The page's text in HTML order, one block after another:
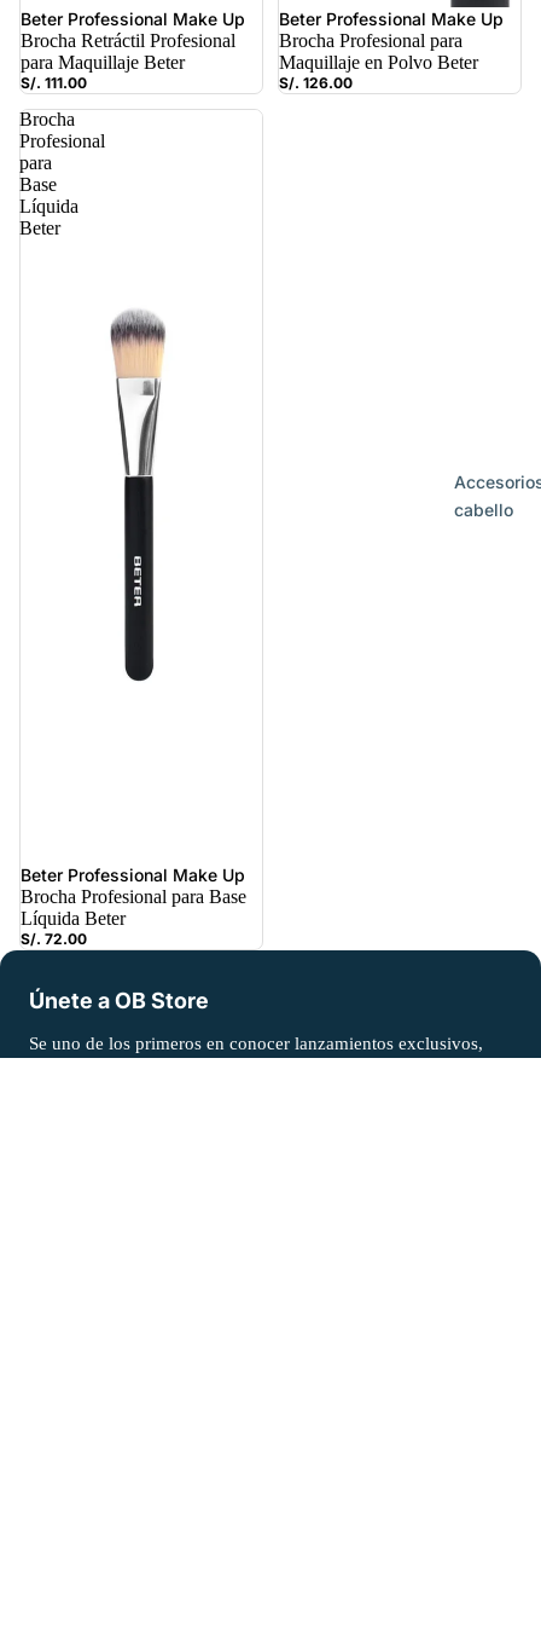
cabello
Beter Professional Make Up
Brocha Retráctil Profesional
para Maquillaje Beter
S/. 111.00
Beter Professional Make Up
Brocha Profesional para
Maquillaje en Polvo Beter
S/. 126.00
Brocha
Profesional
para
Base
Líquida
Beter
Beter Professional Make Up
Brocha Profesional para Base
Líquida Beter
S/. 72.00
Únete a OB Store
Se uno de los primeros en conocer lanzamientos exclusivos,